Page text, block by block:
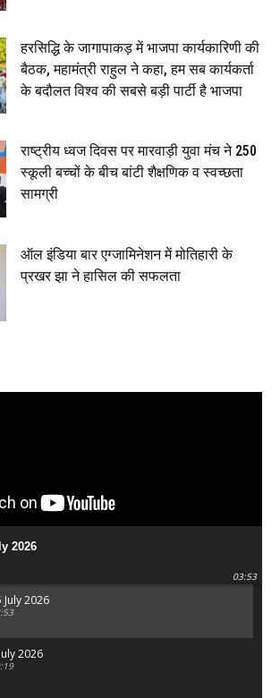
हरसिद्धि के जागापाकड़ में भाजपा कार्यकारिणी की
बैठक, महामंत्री राहुल ने कहा, हम सब कार्यकर्ता
के बदौलत विश्व की सबसे बड़ी पार्टी है भाजपा
राष्ट्रीय ध्वज दिवस पर मारवाड़ी युवा मंच ने 250
स्कूली बच्चों के बीच बांटी शैक्षणिक व स्वच्छता
सामग्री
ऑल इंडिया बार एग्जामिनेशन में मोतिहारी के
प्रखर झा ने हासिल की सफलता
2026
03:53
July 2026
2026